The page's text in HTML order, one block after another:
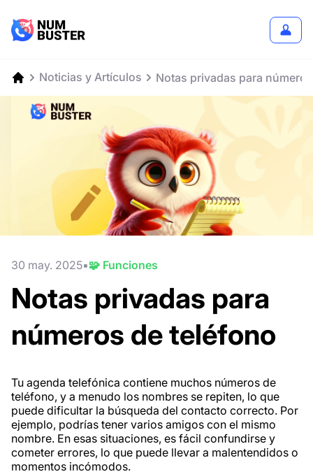
Noticias y Artículos Notas privadas para
30 may. 2025 🧩 Funciones
Notas privadas para
números de teléfono
Tu agenda telefónica contiene muchos números de
teléfono, y a menudo los nombres se repiten, lo que
puede dificultar la búsqueda del contacto correcto. Por
ejemplo, podrías tener varios amigos con el mismo
nombre. En esas situaciones, es fácil confundirse y
cometer errores, lo que puede llevar a malentendidos o
momentos incómodos.